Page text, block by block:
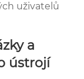
uživatelů
a
ústrojí